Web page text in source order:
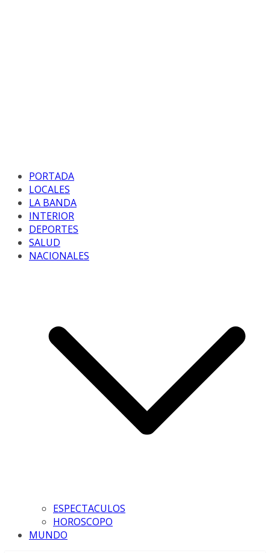
PORTADA
LOCALES
LA BANDA
INTERIOR
DEPORTES
SALUD
NACIONALES
ESPECTACULOS
HOROSCOPO
MUNDO